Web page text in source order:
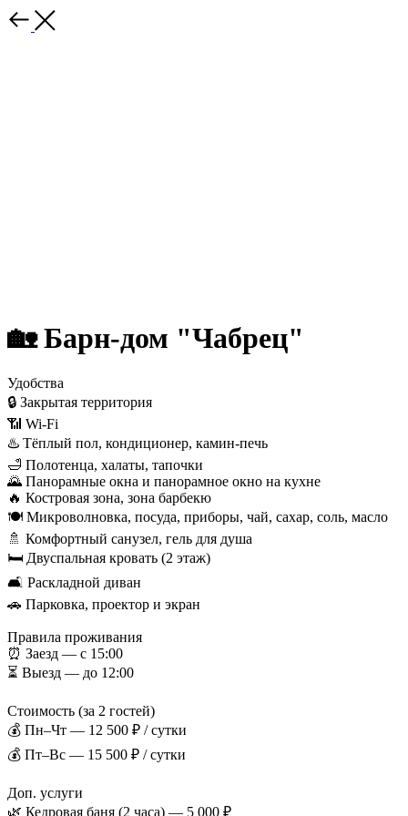
🏡 Барн-дом "Чабрец"
Удобства
🔒 Закрытая территория
📶 Wi-Fi
♨️ Тёплый пол, кондиционер, камин-печь
🛁 Полотенца, халаты, тапочки
🌄 Панорамные окна и панорамное окно на кухне
🔥 Костровая зона, зона барбекю
🍽 Микроволновка, посуда, приборы, чай, сахар, соль, масло
🚿 Комфортный санузел, гель для душа
🛏 Двуспальная кровать (2 этаж)
🛋 Раскладной диван
🚗 Парковка, проектор и экран
Правила проживания
⏰ Заезд — с 15:00
⏳ Выезд — до 12:00
Стоимость (за 2 гостей)
💰 Пн–Чт — 12 500 ₽ / сутки
💰 Пт–Вс — 15 500 ₽ / сутки
Доп. услуги
🌿 Кедровая баня (2 часа) — 5 000 ₽